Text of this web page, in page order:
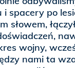
i spacery po
słowem,
wojny,
nami ta